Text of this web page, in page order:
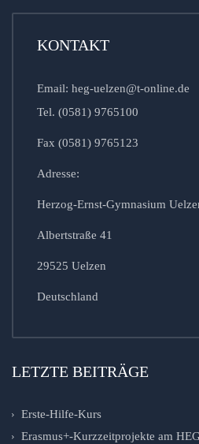
KONTAKT
Email: heg-uelzen@t-online.de
Tel. (0581) 9765100
Fax (0581) 9765123
Adresse:
Herzog-Ernst-Gymnasium
Albertstraße 41
29525 Uelzen
Deutschland
LETZTE BEITRÄGE
Erste-Hilfe-Kurs
Erasmus+-Kurzzeitprojekte am